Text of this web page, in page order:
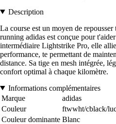
Description
La course est un moyen de repousser
running adidas est conçue pour
intermédiaire Lightstrike Pro, elle
performance, te permettant de
distance. Sa tige en mesh intégrée,
confort optimal à chaque kilomètre.
Informations complémentaires
Marque
adidas
Couleur
ftwwht/cblack/
Couleur dominante Blanc